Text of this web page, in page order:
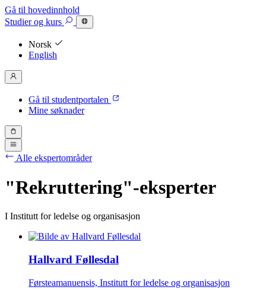
Gå til hovedinnhold
Studierog kurs
Norsk
English
Gå til studentportalen
Mine søknader
Alle ekspertområder
"Rekruttering"-eksperter
I Institutt for ledelse og organisasjon
Hallvard Føllesdal
Førsteamanuensis, Institutt for ledelse og organisasjon